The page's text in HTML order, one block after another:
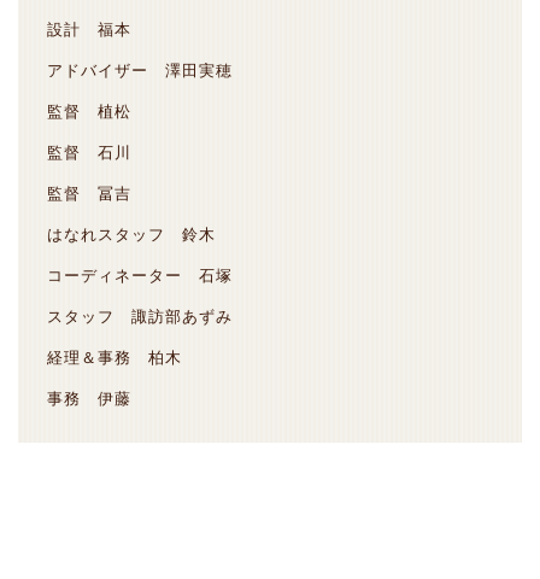
設計 福本
アドバイザー 澤田実穂
監督 植松
監督 石川
監督 冨吉
はなれスタッフ 鈴木
コーディネーター 石塚
スタッフ 諏訪部あずみ
経理＆事務 柏木
事務 伊藤